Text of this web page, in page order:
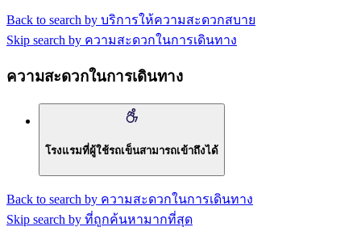
Back to search by บริการให้ความสะดวกสบาย
Skip search by ความสะดวกในการเดินทาง
ความสะดวกในการเดินทาง
โรงแรมที่ผู้ใช้รถเข็นสามารถเข้าถึงได้
Back to search by ความสะดวกในการเดินทาง
Skip search by ที่ถูกค้นหามากที่สุด